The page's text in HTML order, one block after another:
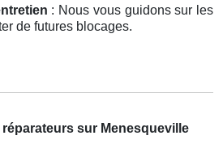
: Nous vous guidons sur les
de futures blocages.
sur Menesqueville